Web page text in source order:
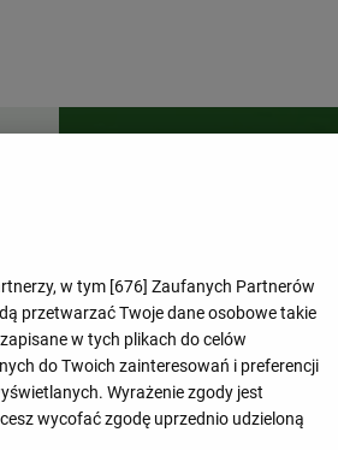
Luis Munoz (45') ,
w tym [676] Zaufanych Partnerów
przetwarzać Twoje dane osobowe takie
w tych plikach do celów
do Twoich zainteresowań i preferencji
Wyrażenie zgody jest
wycofać zgodę uprzednio udzieloną